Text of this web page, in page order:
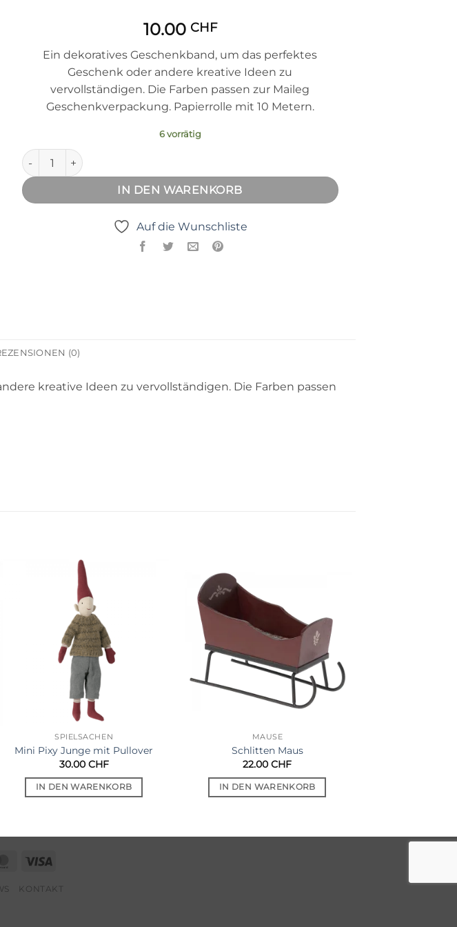
10.00 CHF
Ein dekoratives Geschenkband, um das perfektes
Geschenk oder andere kreative Ideen zu
vervollständigen. Die Farben passen zur Maileg
Geschenkverpackung. Papierrolle mit 10 Metern.
6 vorrätig
Geschenkband petrol breit Menge
IN DEN WARENKORB
Auf die Wunschliste
(0)
kreative Ideen zu vervollständigen. Die Farben passen
SPIELSACHEN
Mini Pixy Junge mit Pullover
30.00CHF
IN DEN WARENKORB
MÄUSE
Schlitten Maus
22.00CHF
IN DEN WARENKORB
MasterCard
Visa
KONTAKT